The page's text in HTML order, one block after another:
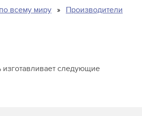
всему миру
Производители
изготавливает следующие